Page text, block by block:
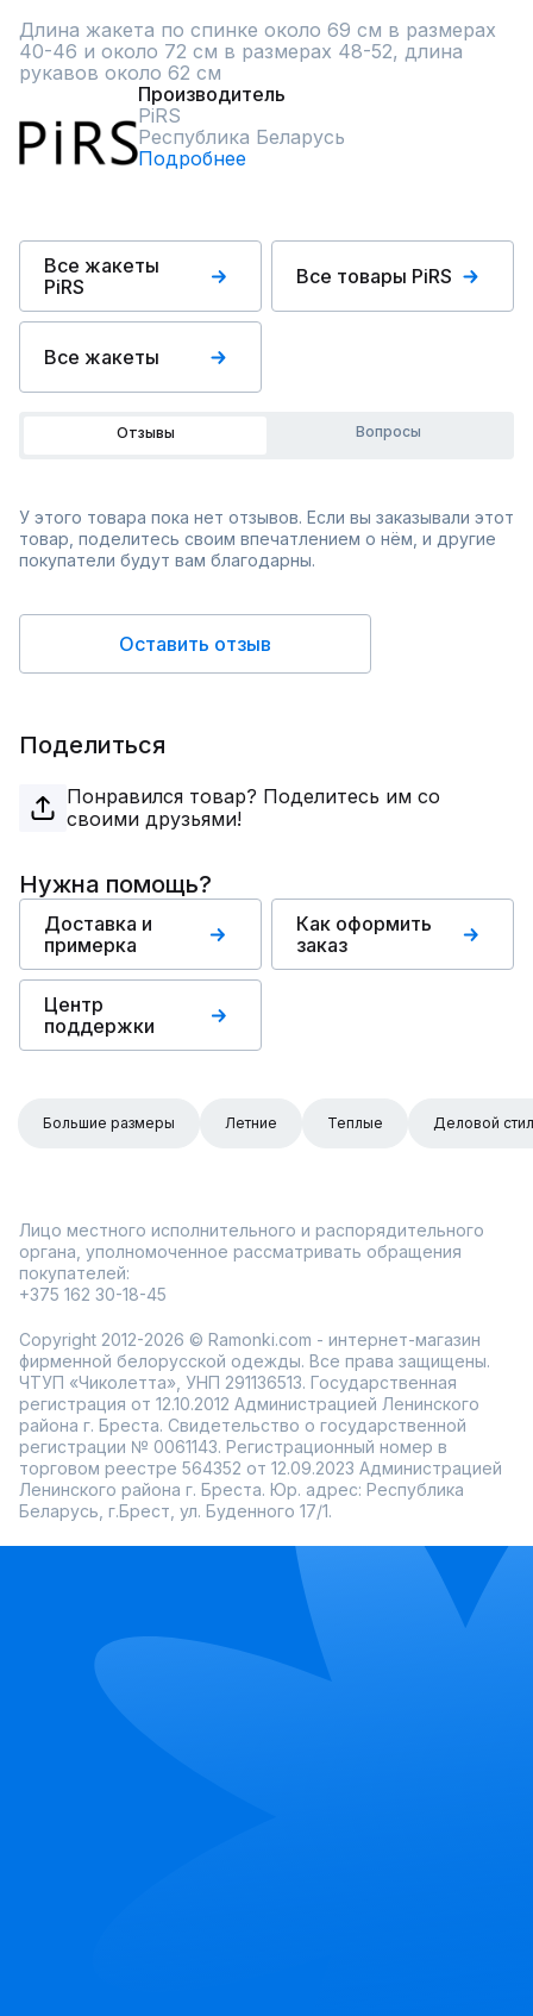
Длина жакета по спинке около 69 см в размерах
40-46 и около 72 см в размерах 48-52, длина
рукавов около 62 см
Производитель
PiRS
Республика Беларусь
Подробнее
Все жакеты
PiRS
Все товары PiRS
Все жакеты
Отзывы Вопросы
У этого товара пока нет отзывов. Если вы заказывали этот
товар, поделитесь своим впечатлением о нём, и другие
покупатели будут вам благодарны.
Оставить отзыв
Поделиться
Понравился товар? Поделитесь им со
своими друзьями!
Нужна помощь?
Доставка и
примерка
Как оформить
заказ
Центр
поддержки
Большие размеры Летние Теплые Деловой
Лицо местного исполнительного и распорядительного
органа, уполномоченное рассматривать обращения
покупателей:
+375 162 30-18-45
Copyright 2012-2026 © Ramonki.com - интернет-магазин
фирменной белорусской одежды. Все права защищены.
ЧТУП «Чиколетта», УНП 291136513. Государственная
регистрация от 12.10.2012 Администрацией Ленинского
района г. Бреста. Свидетельство о государственной
регистрации № 0061143. Регистрационный номер в
торговом реестре 564352 от 12.09.2023 Администрацией
Ленинского района г. Бреста. Юр. адрес: Республика
Беларусь, г.Брест, ул. Буденного 17/1.